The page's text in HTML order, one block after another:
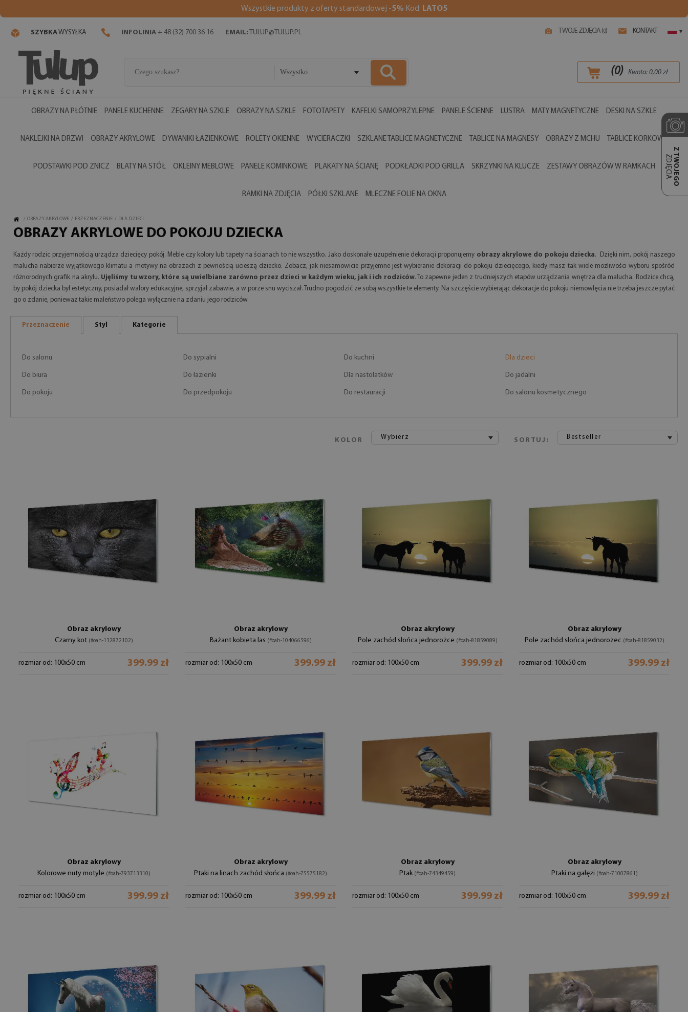
Wszystkie produkty z oferty standardowej -5% Kod: LATO5
TWOJE ZDJĘCIA (0) KONTAKT ▾
SZYBKAWYSYŁKA INFOLINIA + 48 (32) 700 36 16 EMAIL: TULUP@TULUP.PL
Wszystko (0) Kwota: 0,00zł
OBRAZY NA PŁÓTNIE PANELE KUCHENNE ZEGARY NA SZKLE OBRAZY NA SZKLE FOTOTAPETY KAFELKI SAMOPRZYLEPNE PANELE ŚCIENNE LUSTRA MATY MAGNETYCZNE DESKI NA SZKLE
NAKLEJKI NA DRZWI OBRAZY AKRYLOWE DYWANIKI ŁAZIENKOWE ROLETY OKIENNE WYCIERACZKI SZKLANE TABLICE MAGNETYCZNE TABLICE NA MAGNESY OBRAZY Z MCHU TABLICE KORKOWE
PODSTAWKI POD ZNICZ BLATY NA STÓŁ OKLEINY MEBLOWE PANELE KOMINKOWE PLAKATY NA ŚCIANĘ PODKŁADKI POD GRILLA SKRZYNKI NA KLUCZE ZESTAWY OBRAZÓW W RAMKACH
RAMKI NA ZDJĘCIA PÓŁKI SZKLANE MLECZNE FOLIE NA OKNA
Z TWOJEGO
ZDJĘCIA
/ OBRAZY AKRYLOWE / PRZEZNACZENIE / DLA DZIECI
OBRAZY AKRYLOWE DO POKOJU DZIECKA
Każdy rodzic przyjemnością urządza dziecięcy pokój. Meble czy kolory lub tapety na ścianach to nie wszystko. Jako doskonałe uzupełnienie dekoracji proponujemy obrazy akrylowe do pokoju dziecka. Dzięki nim, pokój naszego
malucha nabierze wyjątkowego klimatu a motywy na obrazach z pewnością ucieszą dziecko. Zobacz, jak niesamowicie przyjemne jest wybieranie dekoracji do pokoju dziecięcego, kiedy masz tak wiele możliwości wyboru spośród
różnorodnych grafik na akrylu. Ujęliśmy tu wzory, które są uwielbiane zarówno przez dzieci w każdym wieku, jak i ich rodziców. To zapewne jeden z trudniejszych etapów urządzania wnętrza dla malucha. Rodzice chcą,
by pokój dziecka był estetyczny, posiadał walory edukacyjne, sprzyjał zabawie, a w porze snu wyciszał. Trudno pogodzić ze sobą wszystkie te elementy. Na szczęście wybierając dekoracje do pokoju niemowlęcia nie trzeba jeszcze pytać
go o zdanie, ponieważ takie maleństwo polega wyłącznie na zdaniu jego rodziców.
Przeznaczenie Styl Kategorie
Do salonu Do sypialni Do kuchni Dla dzieci
Do biura Do łazienki Dla nastolatków Do jadalni
Do pokoju Do przedpokoju Do restauracji Do salonu kosmetycznego
KOLOR Wybierz SORTUJ: Bestseller
Obraz akrylowy
Czarny kot (#oah-132872102)
rozmiar od: 100x50 cm 399.99 zł
Obraz akrylowy
Bażant kobieta las (#oah-104066596)
rozmiar od: 100x50 cm 399.99 zł
Obraz akrylowy
Pole zachód słońca jednorożce (#oah-81859089)
rozmiar od: 100x50 cm 399.99 zł
Obraz akrylowy
Pole zachód słońca jednorożec (#oah-81859032)
rozmiar od: 100x50 cm 399.99 zł
Obraz akrylowy
Kolorowe nuty motyle (#oah-793713310)
rozmiar od: 100x50 cm 399.99 zł
Obraz akrylowy
Ptaki na linach zachód słońca (#oah-75575182)
rozmiar od: 100x50 cm 399.99 zł
Obraz akrylowy
Ptak (#oah-74349459)
rozmiar od: 100x50 cm 399.99 zł
Obraz akrylowy
Ptaki na gałęzi (#oah-71007861)
rozmiar od: 100x50 cm 399.99 zł